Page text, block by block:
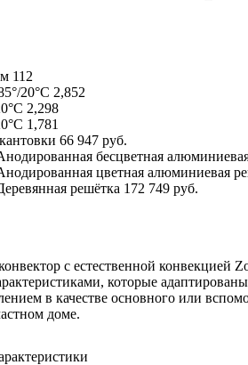
112
20°С 2,852
2,298
1,781
66 947 руб.
бесцветная
цветная алюминиевая
решётка 172 749 руб.
с естественной
которые
в качестве основного или
доме.